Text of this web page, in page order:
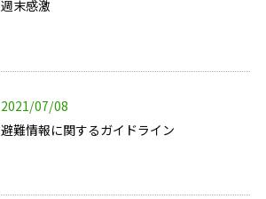
週末感激
2021/07/08
避難情報に関するガイドライン